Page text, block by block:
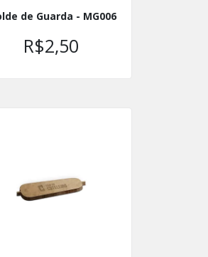
de Guarda - MG006
R$2,50